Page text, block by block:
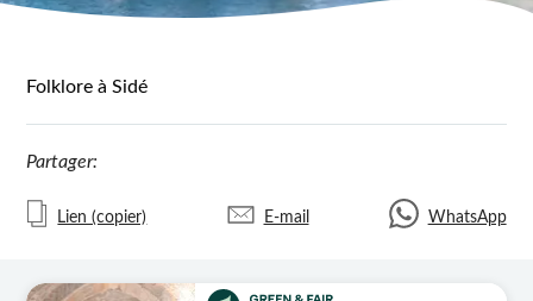
Folklore à Sidé
Partager:
Lien (copier) E-mail WhatsApp